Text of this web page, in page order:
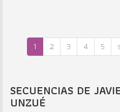
1 2 3 4 5
SECUENCIAS DE
UNZUÉ